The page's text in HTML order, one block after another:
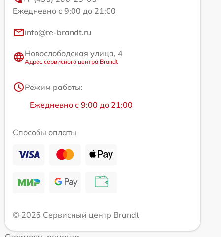
Ежедневно с 9:00 до 21:00
info@re-brandt.ru
Новослободская улица, 4
Адрес сервисного центра Brandt
Режим работы:
Ежедневно с 9:00 до 21:00
Способы оплаты
© 2026 Сервисный центр Brandt